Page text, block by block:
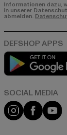
Informationen dazu,
in unserer
abmelden.
Instagram